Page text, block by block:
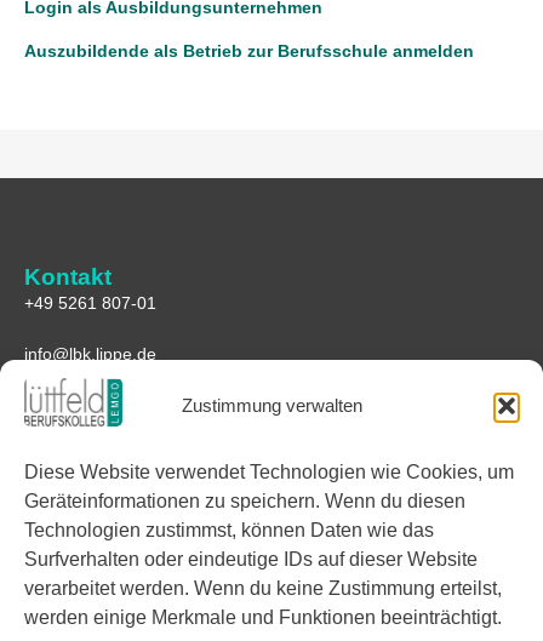
Zustimmung verwalten
Diese Website verwendet Technologien wie Cookies, um
Geräteinformationen zu speichern. Wenn du diesen
Technologien zustimmst, können Daten wie das
Surfverhalten oder eindeutige IDs auf dieser Website
verarbeitet werden. Wenn du keine Zustimmung erteilst,
werden einige Merkmale und Funktionen beeinträchtigt.
Login als Ausbildungsunternehmen
Auszubildende als Betrieb zur Berufsschule anmelden
Kontakt
+49 5261 807-01
info@lbk.lippe.de
Anfahrt
Lüttfeld 1
32657 Lemgo
Google Maps
Links